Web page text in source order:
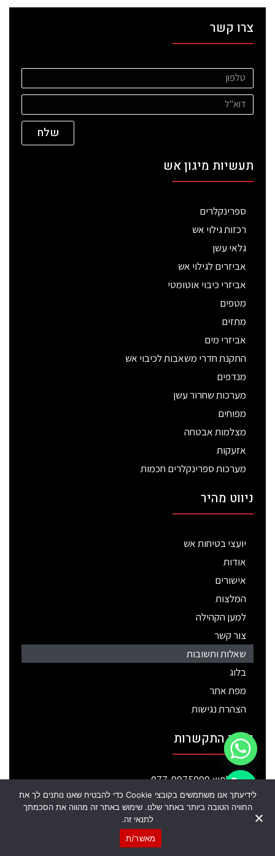
צרו קשר
שלח
תעשיות מיגון אש
ספרינקלרים
רכזות גילוי אש
גלאי עשן
אביזרים לגילוי אש
אביזרי כיבוי אוטומטי
מטפים
מתזים
אביזרי מים
התקנת חדרי משאבות לכיבוי אש
מנדפים
מערכות שחרור עשן
מפוחים
מצלמות אבטחה
אזעקות
מערכות ספרינקלרים חכמות
ניווט מהיר
יועצי בטיחות אש
אודות
אישורים
המלצות
למען הקהילה
צור קשר
שאלות ותשובות
בלוג
מפת אתר
הצהרת נגישות
פרטי התקשרות
טלפון: 077-9975099
כתובת: רח' הכישור 51 חולון
לידיעתך אנו משתמשים בקובצי Cookie כדי להבטיח שאנו נותנים לך את
החוויה הטובה ביותר באתר שלנו. שימוש באתר זה מהווה את הסכמתך
לתנאי זה.
מאשר/ת
Hide
chaty